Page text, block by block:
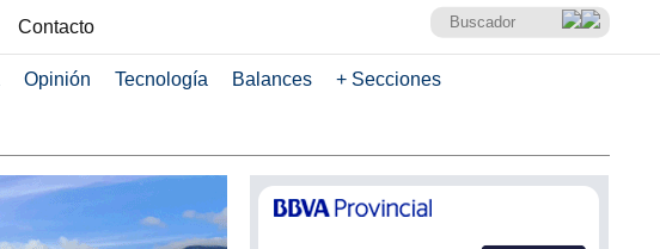
Contacto
Opinión Tecnología Balances + Secciones